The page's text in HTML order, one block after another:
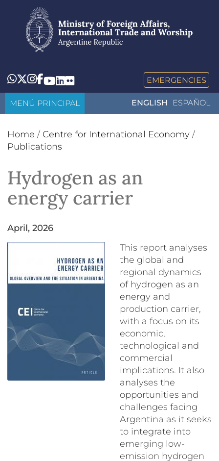
content
Whatsapp
Twitter
Instagram
Facebook
YouTube
LinkedIn
Flickr EMERGENCIES
ENGLISH ESPAÑOL
MENÚ PRINCIPAL
Home / Centre for International Economy /
Publications
Hydrogen as an
energy carrier
April, 2026
This report analyses
the global and
regional dynamics
of hydrogen as an
energy and
production carrier,
with a focus on its
economic,
technological and
commercial
implications. It also
analyses the
opportunities and
challenges facing
Argentina as it seeks
to integrate into
emerging low-
emission hydrogen